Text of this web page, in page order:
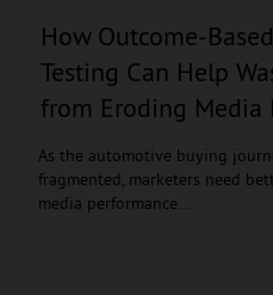
How Outcome-
Testing Can Help
from Eroding Media
As the automotive buying
fragmented, marketers need
media performance…